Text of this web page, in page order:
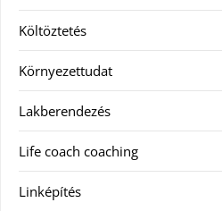
Költöztetés
Környezettudat
Lakberendezés
Life coach coaching
Linképítés